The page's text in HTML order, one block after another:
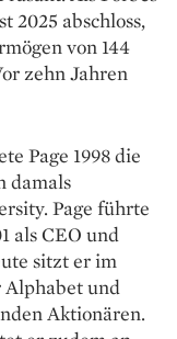
2025 abschloss,
von 144
zehn Jahren
Page 1998 die
damals
Page führte
als CEO und
sitzt er im
und
Aktionären.